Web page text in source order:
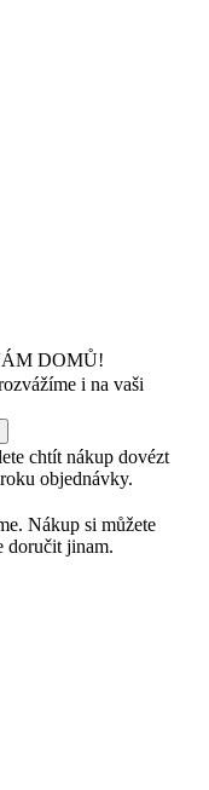
DOMŮ!
i na vaši
chtít nákup dovézt
objednávky.
Nákup si můžete
doručit jinam.